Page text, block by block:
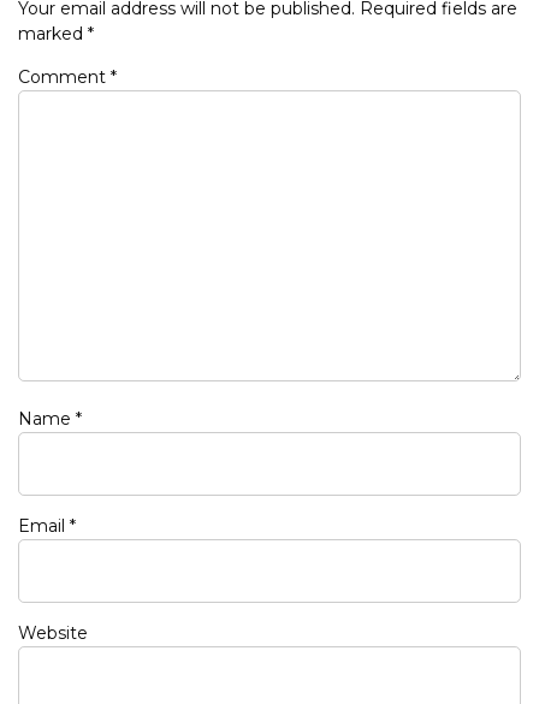
Your email address will not be published. Required fields are
marked *
Comment *
Name *
Email *
Website